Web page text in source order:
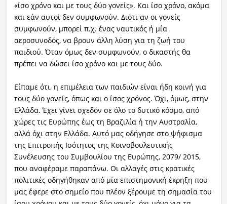
«ίσο χρόνο και με τους δύο γονείς». Και ίσο χρόνο, ακόμα
και εάν αυτοί δεν συμφωνούν. Διότι αν οι γονείς
συμφωνούν, μπορεί π.χ. ένας ναυτικός ή μία
αεροσυνοδός, να βρουν άλλη λύση για τη ζωή του
παιδιού. Όταν όμως δεν συμφωνούν, ο δικαστής θα
πρέπει να δώσει ίσο χρόνο και με τους δύο.
Είπαμε ότι, η επιμέλεια των παιδιών είναι ήδη κοινή για
τους δύο γονείς, όπως και ο ίσος χρόνος. Όχι, όμως, στην
Ελλάδα. Έχει γίνει σχεδόν σε όλο το δυτικό κόσμο, από
χώρες τις Ευρώπης έως τη Βραζιλία ή την Αυστραλία,
αλλά όχι στην Ελλάδα. Αυτό μας οδήγησε στο ψήφισμα
της Επιτροπής Ισότητος της Κοινοβουλευτικής
Συνέλευσης του Συμβουλίου της Ευρώπης, 2079/ 2015,
που αναφέραμε παραπάνω. Οι αλλαγές στις κρατικές
πολιτικές οδηγήθηκαν από μία επιστημονική έκρηξη που
μας έφερε στο σημείο που πλέον ξέρουμε τη σημασία του